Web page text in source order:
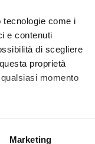
tecnologie come i
e contenuti
di scegliere
proprietà
momento
Marketing